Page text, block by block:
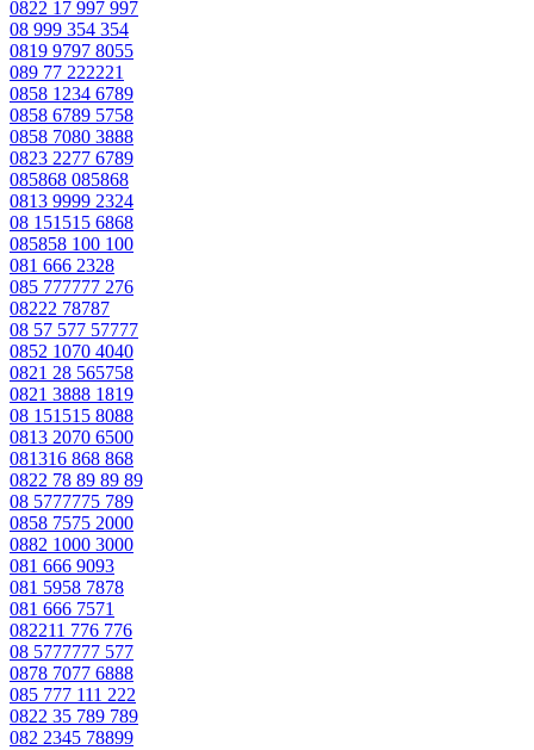
0822 17 997 997
08 999 354 354
0819 9797 8055
089 77 222221
0858 1234 6789
0858 6789 5758
0858 7080 3888
0823 2277 6789
085868 085868
0813 9999 2324
08 151515 6868
085858 100 100
081 666 2328
085 777777 276
08222 78787
08 57 577 57777
0852 1070 4040
0821 28 565758
0821 3888 1819
08 151515 8088
0813 2070 6500
081316 868 868
0822 78 89 89 89
08 5777775 789
0858 7575 2000
0882 1000 3000
081 666 9093
081 5958 7878
081 666 7571
082211 776 776
08 5777777 577
0878 7077 6888
085 777 111 222
0822 35 789 789
082 2345 78899